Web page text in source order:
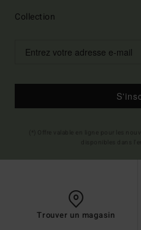
Collection
Trouver un magasin